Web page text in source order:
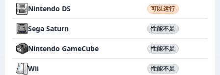
Nintendo DS 可以运行
Sega Saturn 性能不足
Nintendo GameCube 性能不足
Wii 性能不足